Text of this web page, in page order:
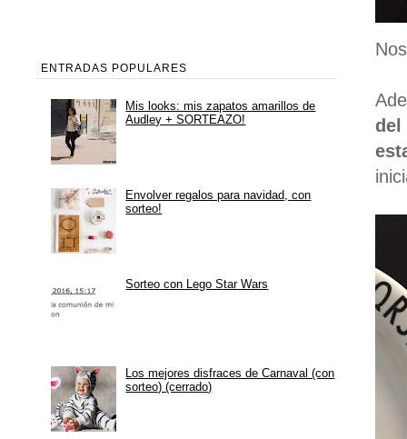
del
ENTRADAS POPULARES
Mis looks: mis zapatos amarillos de
Audley + SORTEAZO!
Envolver regalos para navidad, con
sorteo!
Sorteo con Lego Star Wars
Los mejores disfraces de Carnaval (con
sorteo) (cerrado)